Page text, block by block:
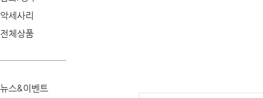
악세사리
전체상품
뉴스&이벤트